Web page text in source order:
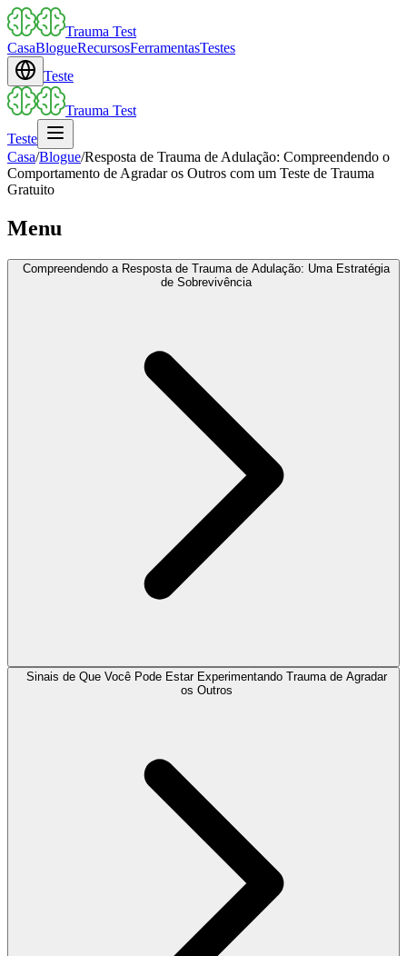
Trauma Test
CasaBlogueRecursosFerramentasTestes
Teste
Trauma Test
Teste
Casa/Blogue/Resposta de Trauma de Adulação: Compreendendo o
Comportamento de Agradar os Outros com um Teste de Trauma
Gratuito
Menu
Compreendendo a Resposta de Trauma de Adulação: Uma Estratégia
de Sobrevivência
Sinais de Que Você Pode Estar Experimentando Trauma de Agradar
os Outros